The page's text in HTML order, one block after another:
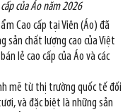
của Áo năm 2026
Cao cấp tại Viên (Áo) đã
sản chất lượng cao của Việt
lẻ cao cấp của Áo và các
mẽ từ thị trường quốc tế đối
và đặc biệt là những sản